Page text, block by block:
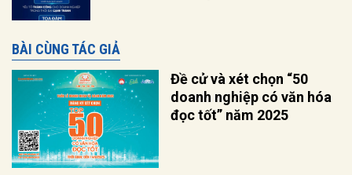
BÀI CÙNG TÁC GIẢ
Đề cử và xét chọn “50
doanh nghiệp có văn hóa
đọc tốt” năm 2025